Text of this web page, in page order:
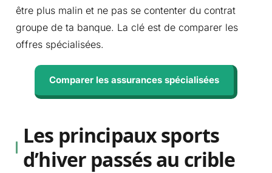
être plus malin et ne pas se contenter du contrat
groupe de ta banque. La clé est de comparer les
offres spécialisées.
Comparer les assurances spécialisées
Les principaux sports
d’hiver passés au crible